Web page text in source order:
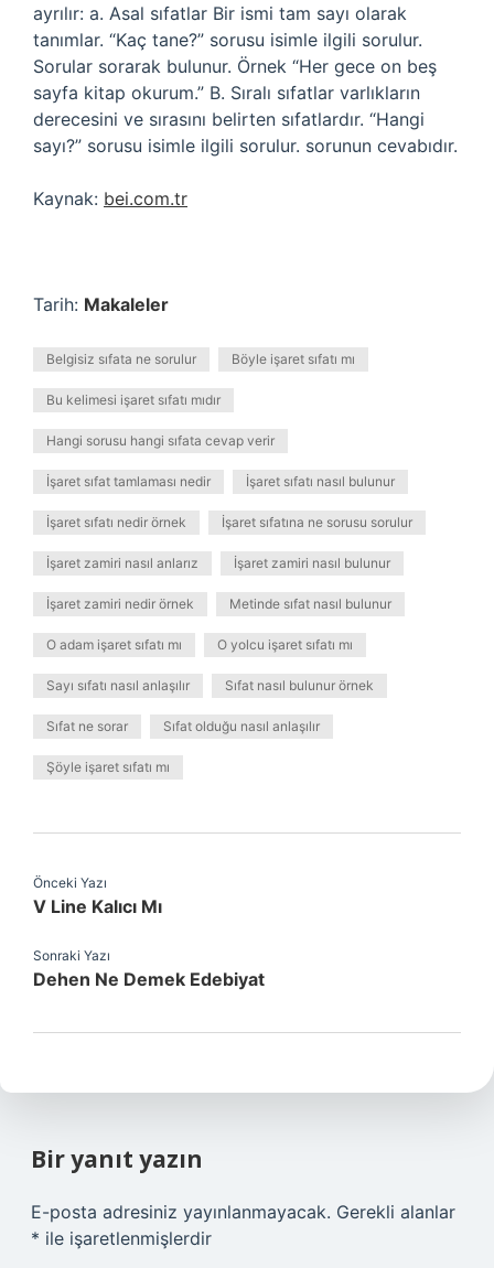
ayrılır: a. Asal sıfatlar Bir ismi tam sayı olarak
tanımlar. “Kaç tane?” sorusu isimle ilgili sorulur.
Sorular sorarak bulunur. Örnek “Her gece on beş
sayfa kitap okurum.” B. Sıralı sıfatlar varlıkların
derecesini ve sırasını belirten sıfatlardır. “Hangi
sayı?” sorusu isimle ilgili sorulur. sorunun cevabıdır.
Kaynak: bei.com.tr
Tarih: Makaleler
Belgisiz sıfata ne sorulur Böyle işaret sıfatı mı
Bu kelimesi işaret sıfatı mıdır
Hangi sorusu hangi sıfata cevap verir
İşaret sıfat tamlaması nedir İşaret sıfatı nasıl bulunur
İşaret sıfatı nedir örnek İşaret sıfatına ne sorusu sorulur
İşaret zamiri nasıl anlarız İşaret zamiri nasıl bulunur
İşaret zamiri nedir örnek Metinde sıfat nasıl bulunur
O adam işaret sıfatı mı O yolcu işaret sıfatı mı
Sayı sıfatı nasıl anlaşılır Sıfat nasıl bulunur örnek
Sıfat ne sorar Sıfat olduğu nasıl anlaşılır
Şöyle işaret sıfatı mı
Önceki Yazı
V Line Kalıcı Mı
Sonraki Yazı
Dehen Ne Demek Edebiyat
Bir yanıt yazın
E-posta adresiniz yayınlanmayacak. Gerekli alanlar
* ile işaretlenmişlerdir